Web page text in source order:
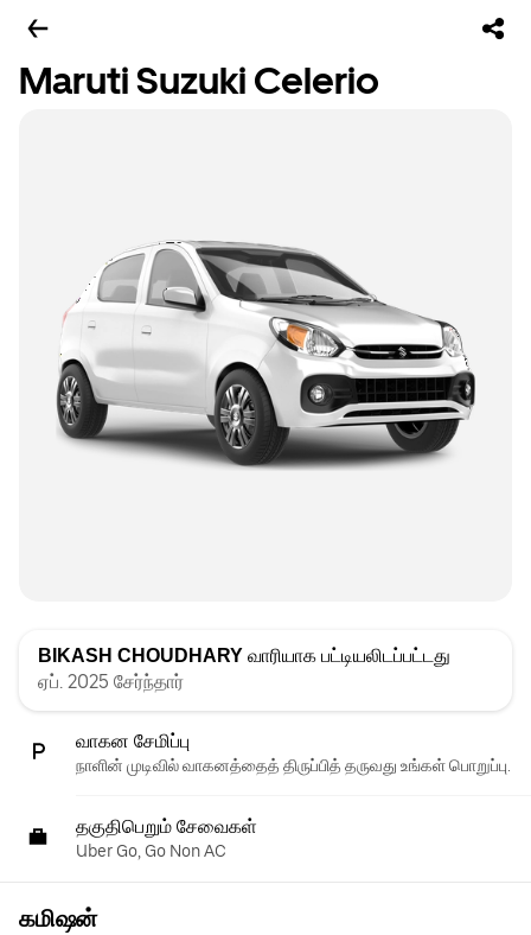
Maruti Suzuki Celerio
BIKASH CHOUDHARY வாரியாக பட்டியலிடப்பட்டது
ஏப். 2025 சேர்ந்தார்
வாகன சேமிப்பு
நாளின் முடிவில் வாகனத்தைத் திருப்பித் தருவது உங்கள் பொறுப்பு.
தகுதிபெறும் சேவைகள்
Uber Go, Go Non AC
கமிஷன்